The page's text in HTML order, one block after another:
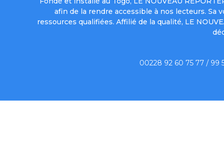
afin de la rendre accessible à nos lecteurs. Sa
ressources qualifiées. Affilié de la qualité, LE
00228 92 60 75 77 / 99